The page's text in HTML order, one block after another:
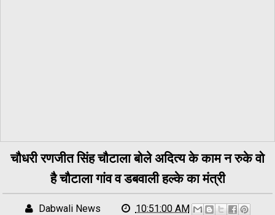
चौधरी रणजीत सिंह चौटाला बोले अदित्य के काम न रुके वो
है चौटाला गांव व डबवाली हल्के का मंत्री
Dabwali News 10:51:00 AM